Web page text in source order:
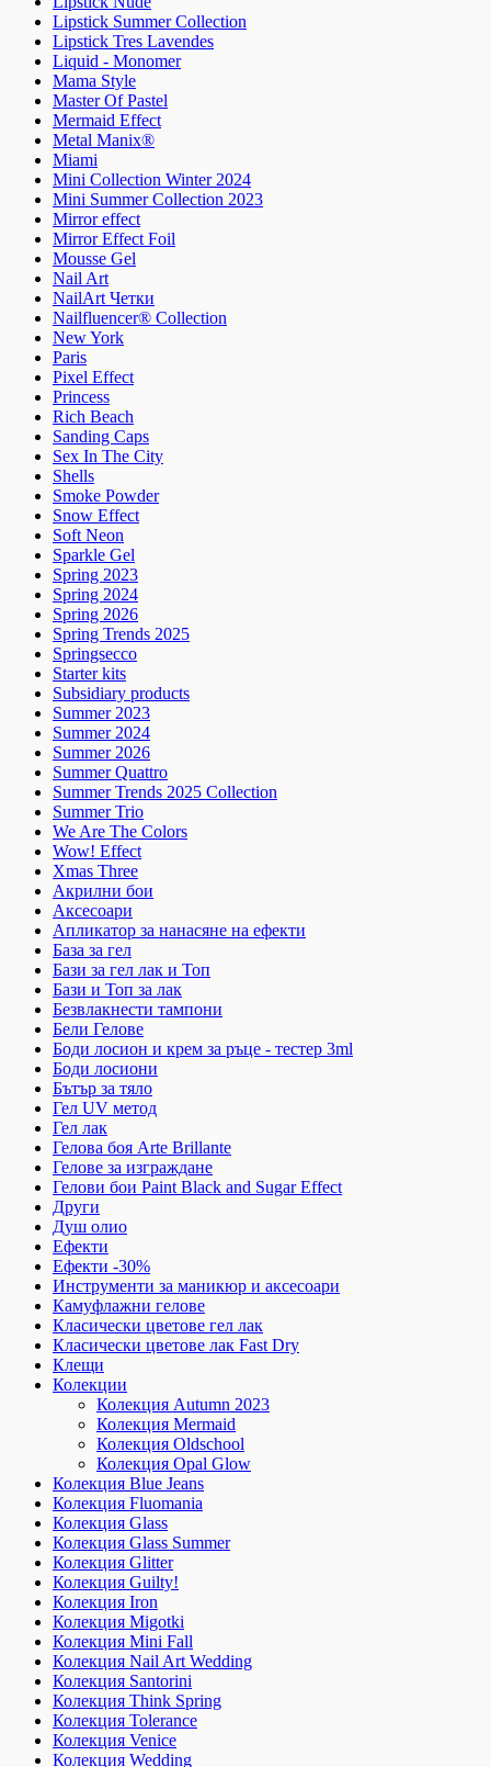
Lipstick Summer Collection
Lipstick Tres Lavendes
Liquid - Monomer
Mama Style
Master Of Pastel
Mermaid Effect
Metal Manix®
Miami
Mini Collection Winter 2024
Mini Summer Collection 2023
Mirror effect
Mirror Effect Foil
Mousse Gel
Nail Art
NailArt Четки
Nailfluencer® Collection
New York
Paris
Pixel Effect
Princess
Rich Beach
Sanding Caps
Sex In The City
Shells
Smoke Powder
Snow Effect
Soft Neon
Sparkle Gel
Spring 2023
Spring 2024
Spring 2026
Spring Trends 2025
Springsecco
Starter kits
Subsidiary products
Summer 2023
Summer 2024
Summer 2026
Summer Quattro
Summer Trends 2025 Collection
Summer Trio
We Are The Colors
Wow! Effect
Xmas Three
Акрилни бои
Аксесоари
Апликатор за нанасяне на ефекти
База за гел
Бази за гел лак и Топ
Бази и Топ за лак
Безвлакнести тампони
Бели Гелове
Боди лосион и крем за ръце - тестер 3ml
Боди лосиони
Бътър за тяло
Гел UV метод
Гел лак
Гелова боя Arte Brillante
Гелове за изграждане
Гелови бои Paint Black and Sugar Effect
Други
Душ олио
Ефекти
Ефекти -30%
Инструменти за маникюр и аксесоари
Камуфлажни гелове
Класически цветове гел лак
Класически цветове лак Fast Dry
Клещи
Колекции
Колекция Autumn 2023
Колекция Mermaid
Колекция Oldschool
Колекция Opal Glow
Колекция Blue Jeans
Колекция Fluomania
Колекция Glass
Колекция Glass Summer
Колекция Glitter
Колекция Guilty!
Колекция Iron
Колекция Migotki
Колекция Mini Fall
Колекция Nail Art Wedding
Колекция Santorini
Колекция Think Spring
Колекция Tolerance
Колекция Venice
Колекция Wedding